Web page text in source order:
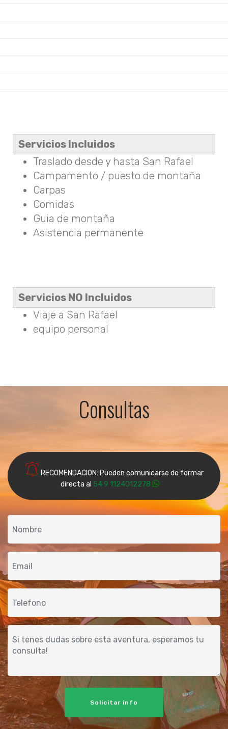
Servicios Incluidos
Traslado desde y hasta San Rafael
Campamento / puesto de montaña
Carpas
Comidas
Guia de montaña
Asistencia permanente
Servicios NO Incluidos
Viaje a San Rafael
equipo personal
Consultas
RECOMENDACION: Pueden comunicarse de formar
directa al 54 9 1124012278
Solicitar info